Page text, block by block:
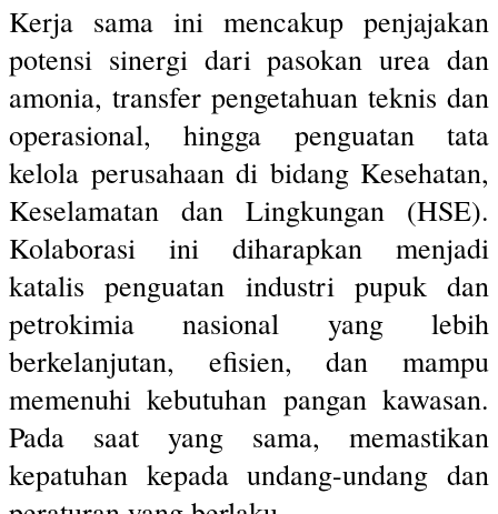
Kerja sama ini mencakup penjajakan
potensi sinergi dari pasokan urea dan
amonia, transfer pengetahuan teknis dan
operasional, hingga penguatan tata
kelola perusahaan di bidang Kesehatan,
Keselamatan dan Lingkungan (HSE).
Kolaborasi ini diharapkan menjadi
katalis penguatan industri pupuk dan
petrokimia nasional yang lebih
berkelanjutan, efisien, dan mampu
memenuhi kebutuhan pangan kawasan.
Pada saat yang sama, memastikan
kepatuhan kepada undang-undang dan